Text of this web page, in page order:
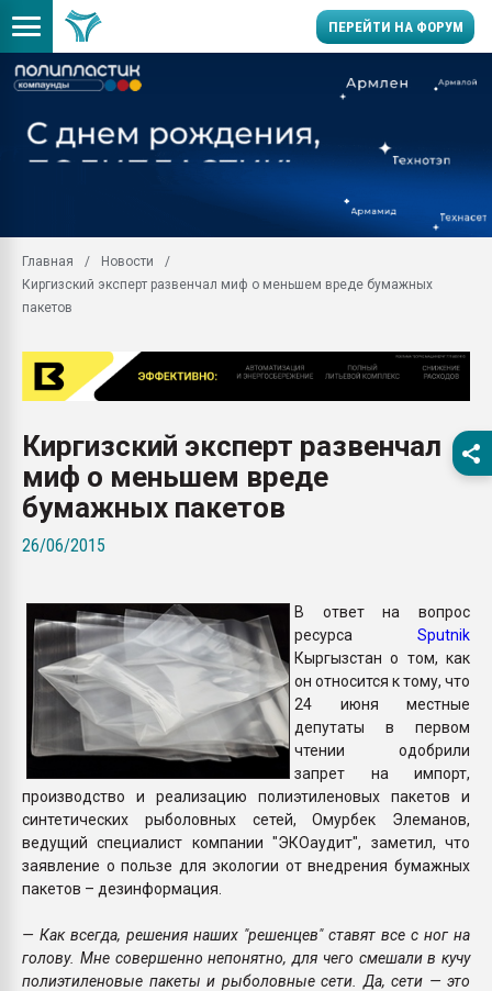
ПЕРЕЙТИ НА ФОРУМ
заводу пластмасс"
28.07.2026
первый план в
28.07.2026
ситуацией на
Главная
Новости
Киргизский эксперт развенчал миф о меньшем вреде бумажных
пакетов
Киргизский эксперт развенчал
миф о меньшем вреде
бумажных пакетов
26/06/2015
В ответ на вопрос
ресурса Sputnik
Кыргызстан о том, как
он относится к тому, что
24 июня местные
депутаты в первом
чтении одобрили
запрет на импорт,
производство и реализацию полиэтиленовых пакетов и
синтетических рыболовных сетей, Омурбек Элеманов,
ведущий специалист компании "ЭКОаудит", заметил, что
заявление о пользе для экологии от внедрения бумажных
пакетов – дезинформация.
— Как всегда, решения наших "решенцев" ставят все с ног на
голову. Мне совершенно непонятно, для чего смешали в кучу
полиэтиленовые пакеты и рыболовные сети. Да, сети — это